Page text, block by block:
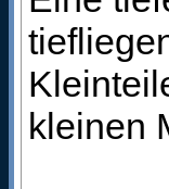
kleinen